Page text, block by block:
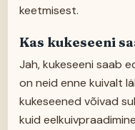
keetmisest.
Kas kukeseeni
Jah, kukeseeni saab
on neid enne kuivalt
kukeseened võivad
kuid